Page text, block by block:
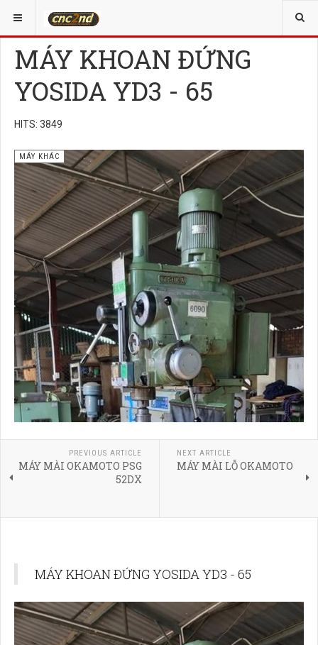
YOU ARE HERE: MÁY KHÁC
MÁY KHOAN ĐỨNG
YOSIDA YD3 - 65
HITS: 3849
MÁY KHÁC
PREVIOUS ARTICLE
MÁY MÀI OKAMOTO PSG
52DX
NEXT ARTICLE
MÁY MÀI LỖ OKAMOTO
MÁY KHOAN ĐỨNG YOSIDA YD3 - 65